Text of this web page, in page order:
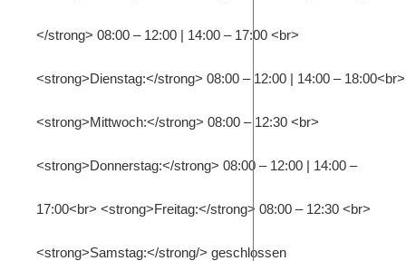
</strong> 08:00 – 12:00 | 14:00 – 17:00 <br>
<strong>Dienstag:</strong> 08:00 – 12:00 | 14:00 – 18:00<br>
<strong>Mittwoch:</strong> 08:00 – 12:30 <br>
<strong>Donnerstag:</strong> 08:00 – 12:00 | 14:00 –
17:00<br> <strong>Freitag:</strong> 08:00 – 12:30 <br>
<strong>Samstag:</strong/> geschlossen